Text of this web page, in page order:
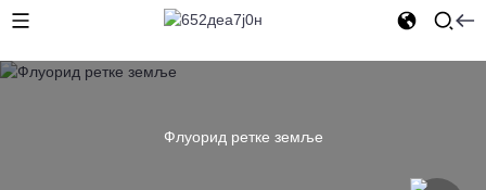
Флуорид ретке земље